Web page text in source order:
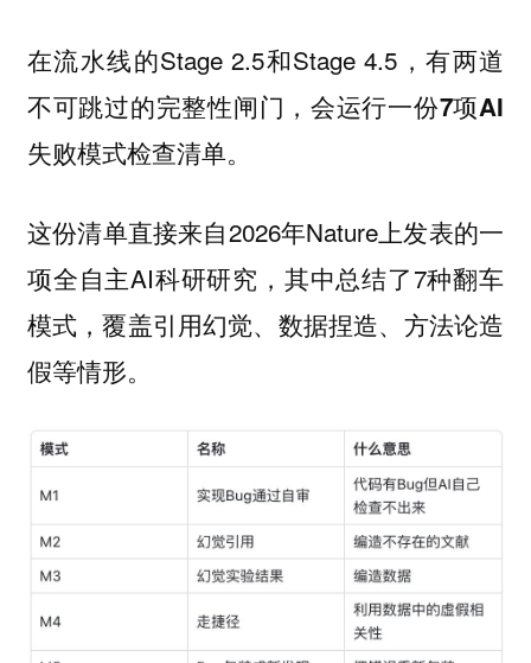
在流水线的Stage 2.5和Stage 4.5，有两道
不可跳过的完整性闸门，会运行一份7项AI
失败模式检查清单。
这份清单直接来自2026年Nature上发表的一
项全自主AI科研研究，其中总结了7种翻车
模式，覆盖引用幻觉、数据捏造、方法论造
假等情形。